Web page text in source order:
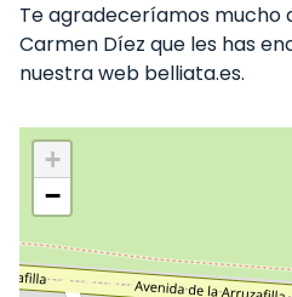
Te agradeceríamos mucho
Carmen Díez que les has
nuestra web belliata.es.
+
−